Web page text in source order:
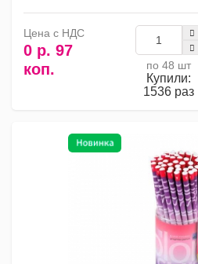
Цена с НДС
0 р. 97
коп.
по 48 шт
Купили:
1536 раз